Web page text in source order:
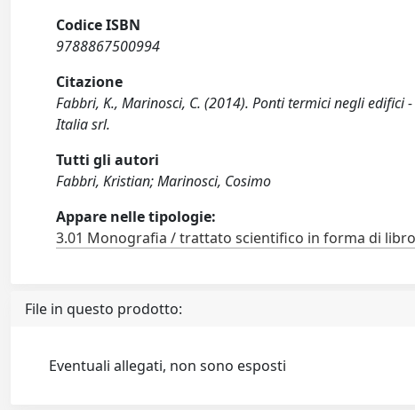
Codice ISBN
9788867500994
Citazione
Fabbri, K., Marinosci, C. (2014). Ponti termici negli
Italia srl.
Tutti gli autori
Fabbri, Kristian; Marinosci, Cosimo
Appare nelle tipologie:
3.01 Monografia / trattato scientifico in forma di libro
File in questo prodotto:
Eventuali allegati, non sono esposti